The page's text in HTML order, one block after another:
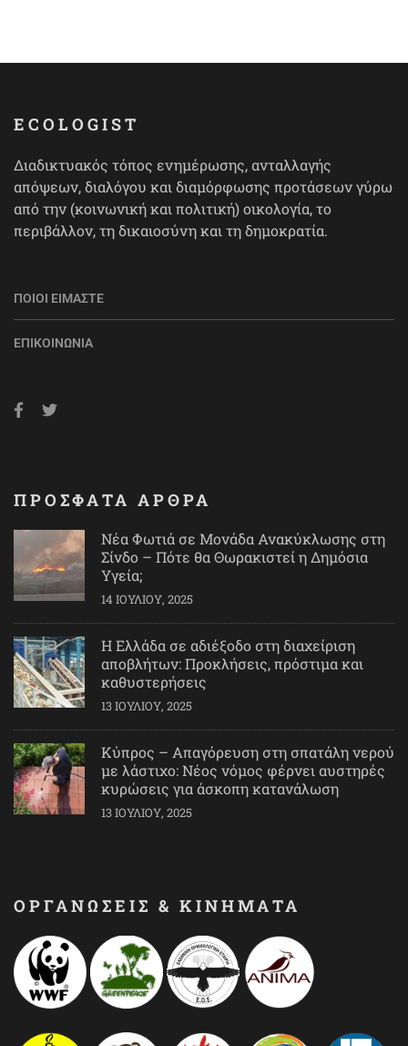
ECOLOGIST
Διαδικτυακός τόπος ενημέρωσης, ανταλλαγής
απόψεων, διαλόγου και διαμόρφωσης προτάσεων γύρω
από την (κοινωνική και πολιτική) οικολογία, το
περιβάλλον, τη δικαιοσύνη και τη δημοκρατία.
ΠΟΙΟΙ ΕΊΜΑΣΤΕ
ΕΠΙΚΟΙΝΩΝΊΑ
ΠΡΟΣΦΑΤΑ ΑΡΘΡΑ
Νέα Φωτιά σε Μονάδα Ανακύκλωσης στη
Σίνδο – Πότε θα Θωρακιστεί η Δημόσια
Υγεία;
14 ΙΟΥΛΊΟΥ, 2025
Η Ελλάδα σε αδιέξοδο στη διαχείριση
αποβλήτων: Προκλήσεις, πρόστιμα και
καθυστερήσεις
13 ΙΟΥΛΊΟΥ, 2025
Κύπρος – Απαγόρευση στη σπατάλη νερού
με λάστιχο: Νέος νόμος φέρνει αυστηρές
κυρώσεις για άσκοπη κατανάλωση
13 ΙΟΥΛΊΟΥ, 2025
ΟΡΓΑΝΩΣΕΙΣ & ΚΙΝΗΜΑΤΑ